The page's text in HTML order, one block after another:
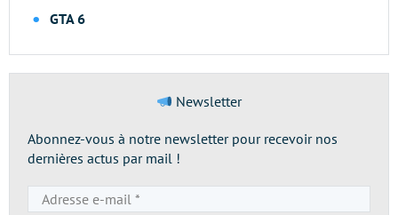
GTA 6
Newsletter
Abonnez-vous à notre newsletter pour recevoir nos
dernières actus par mail !